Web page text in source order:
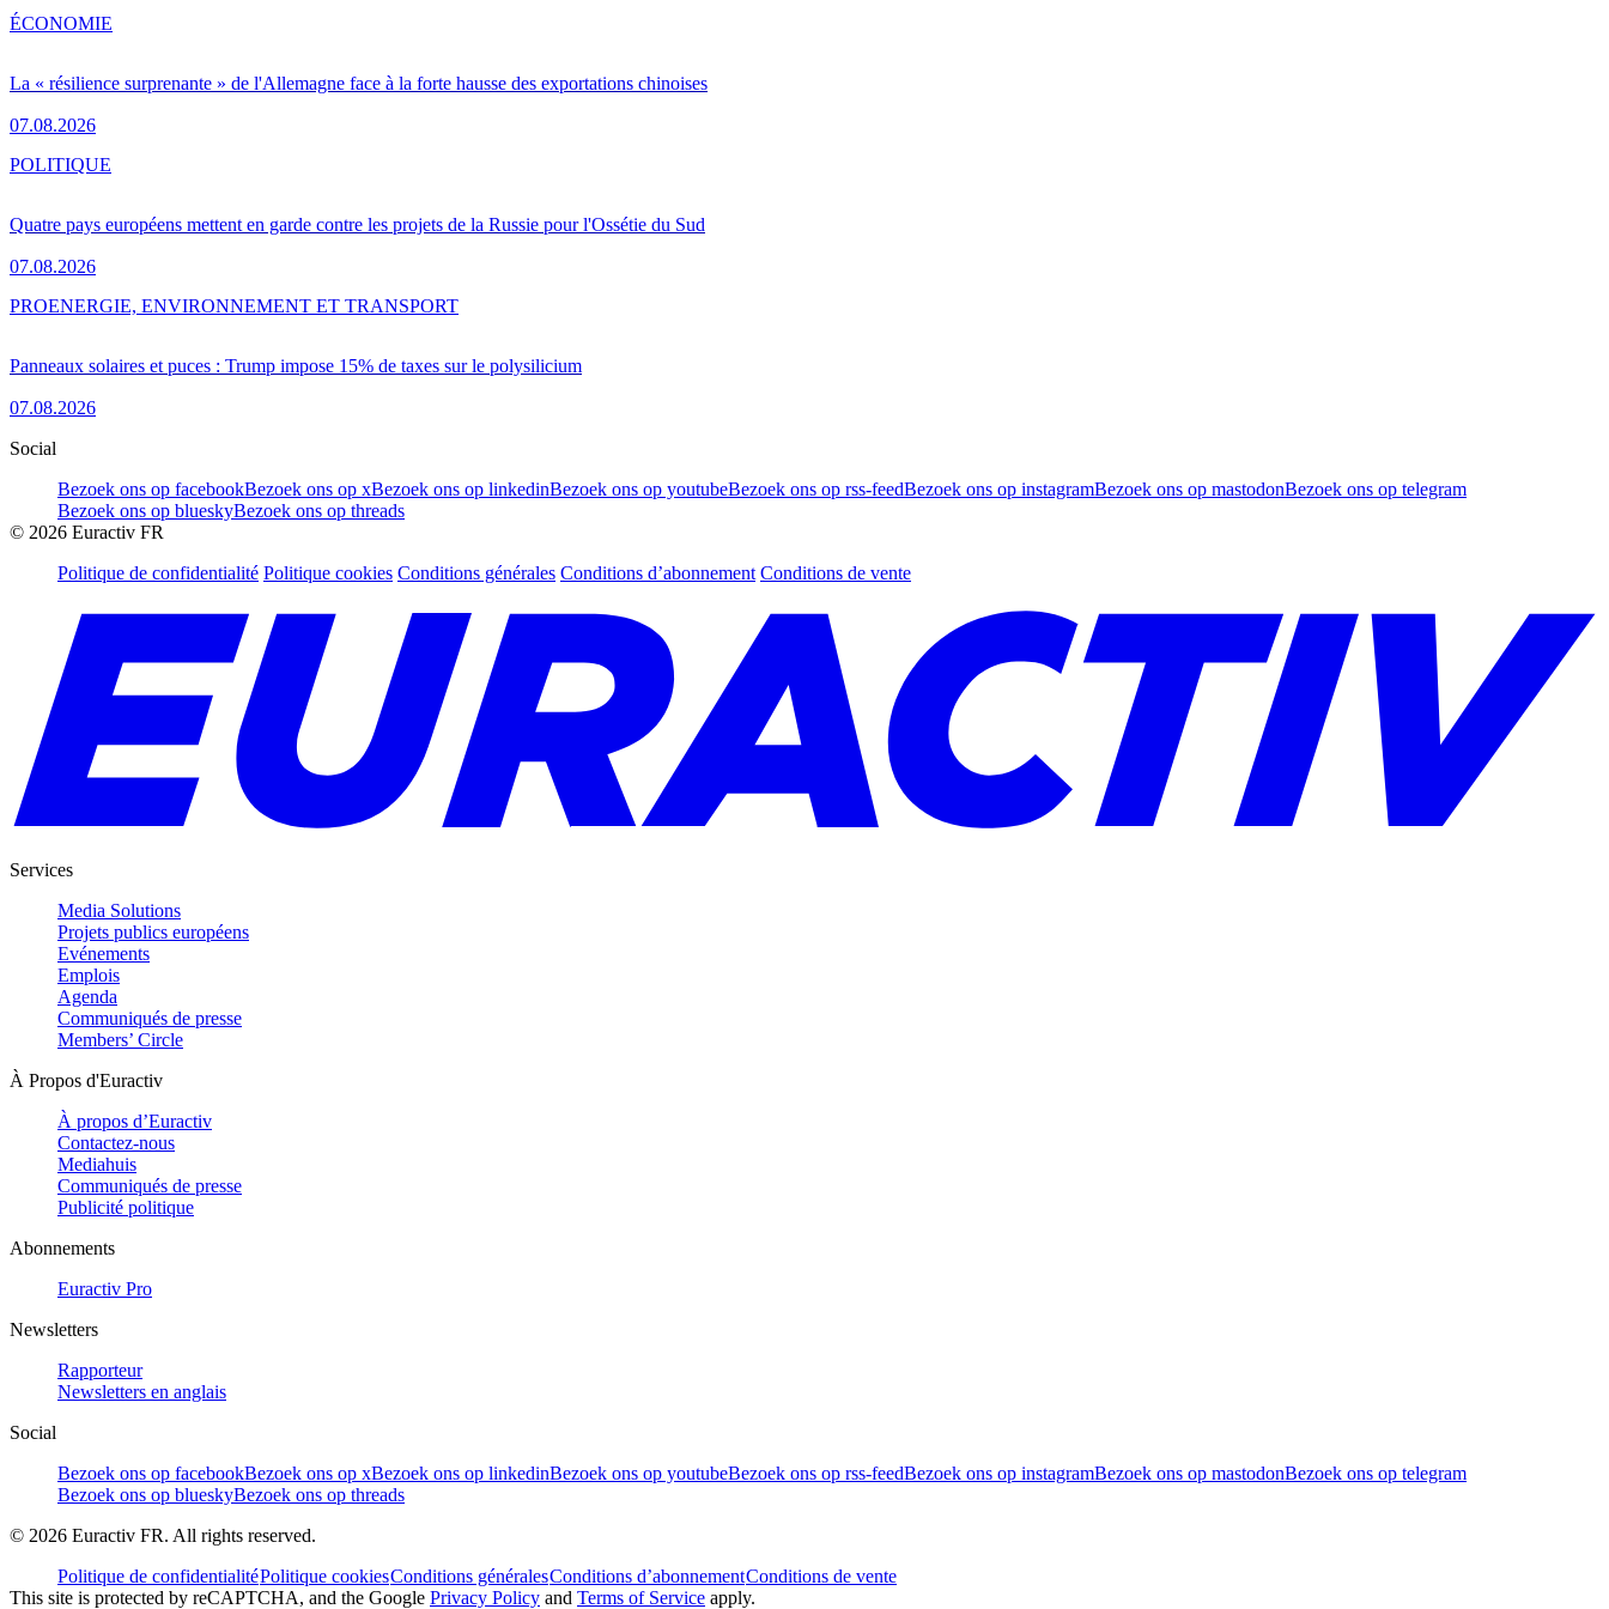
La « résilience surprenante » de l'Allemagne face à la forte hausse des exportations chinoises
07.08.2026
ÉCONOMIE
Quatre pays européens mettent en garde contre les projets de la Russie pour l'Ossétie du Sud
07.08.2026
POLITIQUE
Panneaux solaires et puces : Trump impose 15% de taxes sur le polysilicium
07.08.2026
PROENERGIE, ENVIRONNEMENT ET TRANSPORT
Social
Bezoek ons op facebookBezoek ons op xBezoek ons op linkedinBezoek ons op youtubeBezoek ons op rss-feedBezoek ons op instagramBezoek ons op mastodonBezoek ons op telegram
Bezoek ons op blueskyBezoek ons op threads
© 2026 Euractiv FR
Politique de confidentialité Politique cookies Conditions générales Conditions d’abonnement Conditions de vente
Services
Media Solutions
Projets publics européens
Evénements
Emplois
Agenda
Communiqués de presse
Members’ Circle
À Propos d'Euractiv
À propos d’Euractiv
Contactez-nous
Mediahuis
Communiqués de presse
Publicité politique
Abonnements
Euractiv Pro
Newsletters
Rapporteur
Newsletters en anglais
Social
Bezoek ons op facebookBezoek ons op xBezoek ons op linkedinBezoek ons op youtubeBezoek ons op rss-feedBezoek ons op instagramBezoek ons op mastodonBezoek ons op telegram
Bezoek ons op blueskyBezoek ons op threads
© 2026 Euractiv FR. All rights reserved.
Politique de confidentialitéPolitique cookiesConditions généralesConditions d’abonnementConditions de vente
This site is protected by reCAPTCHA, and the Google Privacy Policy and Terms of Service apply.